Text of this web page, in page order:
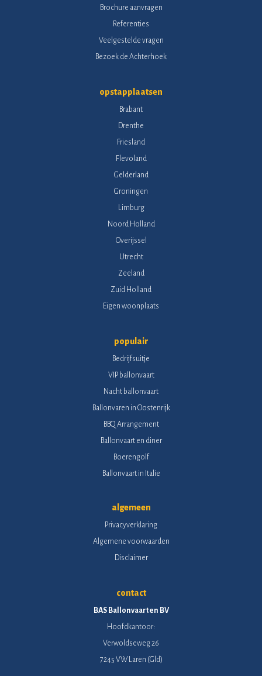
Brochure aanvragen
Referenties
Veelgestelde vragen
Bezoek de Achterhoek
opstapplaatsen
Brabant
Drenthe
Friesland
Flevoland
Gelderland
Groningen
Limburg
Noord Holland
Overijssel
Utrecht
Zeeland
Zuid Holland
Eigen woonplaats
populair
Bedrijfsuitje
VIP ballonvaart
Nacht ballonvaart
Ballonvaren in Oostenrijk
BBQ Arrangement
Ballonvaart en diner
Boerengolf
Ballonvaart in Italie
algemeen
Privacyverklaring
Algemene voorwaarden
Disclaimer
contact
BAS Ballonvaarten BV
Hoofdkantoor:
Verwoldseweg 26
7245 VW Laren (Gld)